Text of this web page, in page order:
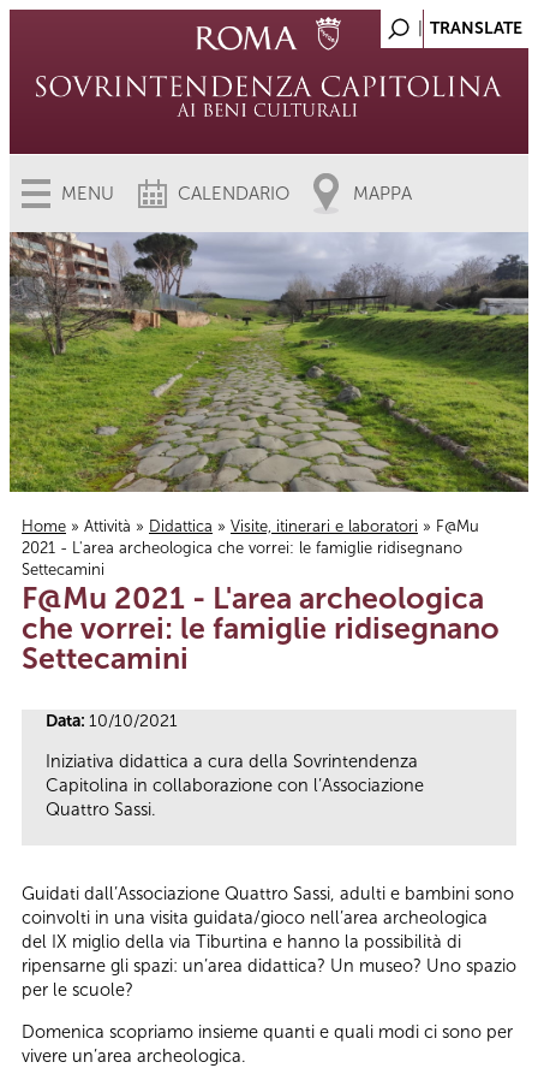
MENU CALENDARIO MAPPA
Tu sei qui
Home » Attività » Didattica » Visite, itinerari e laboratori » F@Mu
2021 - L'area archeologica che vorrei: le famiglie ridisegnano
Settecamini
F@Mu 2021 - L'area archeologica
che vorrei: le famiglie ridisegnano
Settecamini
Data: 10/10/2021
Iniziativa didattica a cura della Sovrintendenza
Capitolina in collaborazione con l’Associazione
Quattro Sassi.
Guidati dall’Associazione Quattro Sassi, adulti e bambini sono
coinvolti in una visita guidata/gioco nell’area archeologica
del IX miglio della via Tiburtina e hanno la possibilità di
ripensarne gli spazi: un’area didattica? Un museo? Uno spazio
per le scuole?
Domenica scopriamo insieme quanti e quali modi ci sono per
vivere un’area archeologica.